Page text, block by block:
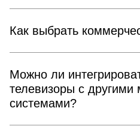
Как выбрать
Можно ли
телевизоры с
системами?